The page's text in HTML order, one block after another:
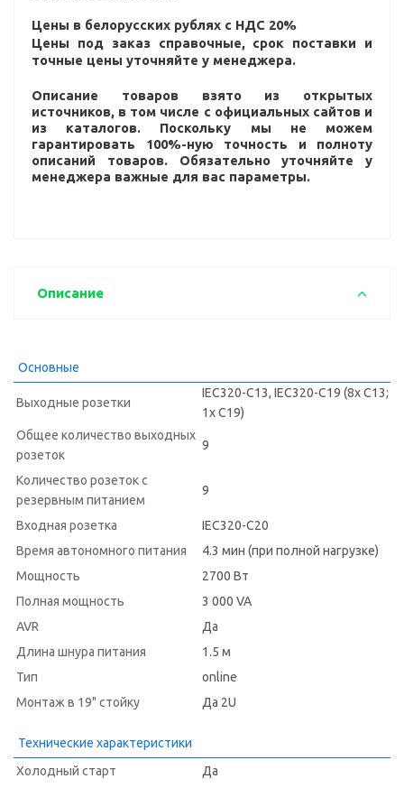
Цены в белорусских рублях с НДС 20%
Цены под заказ справочные, срок поставки и
точные цены уточняйте у менеджера.
Описание товаров взято из открытых
источников, в том числе с официальных сайтов и
из каталогов. Поскольку мы не можем
гарантировать 100%-ную точность и полноту
описаний товаров. Обязательно уточняйте у
менеджера важные для вас параметры.
Описание
Основные
Выходные розетки
IEC320-C13, IEC320-C19 (8x C13;
1x C19)
Общее количество выходных
розеток
9
Количество розеток с
резервным питанием
9
Входная розетка
IEC320-C20
Время автономного питания
4.3 мин (при полной нагрузке)
Мощность
2700 Вт
Полная мощность
3 000 VA
AVR
Да
Длина шнура питания
1.5 м
Тип
online
Монтаж в 19" стойку
Да 2U
Технические характеристики
Холодный старт
Да